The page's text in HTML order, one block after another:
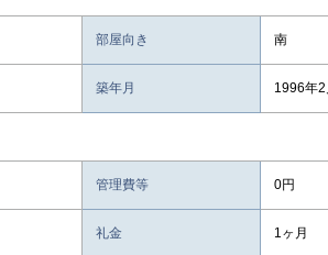
部屋向き 南
築年月 1996年2
管理費等 0円
礼金 1ヶ月